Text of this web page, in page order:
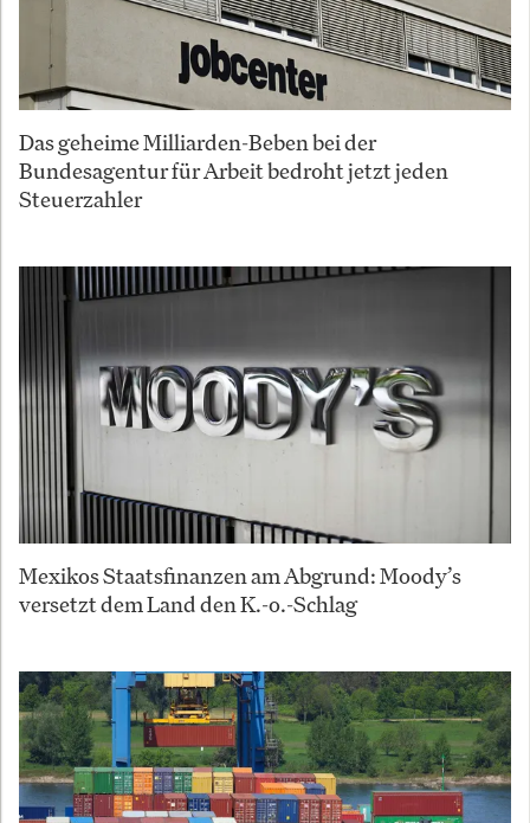
Das geheime Milliarden-Beben bei der
Bundesagentur für Arbeit bedroht jetzt jeden
Steuerzahler
Mexikos Staatsfinanzen am Abgrund: Moody’s
versetzt dem Land den K.-o.-Schlag